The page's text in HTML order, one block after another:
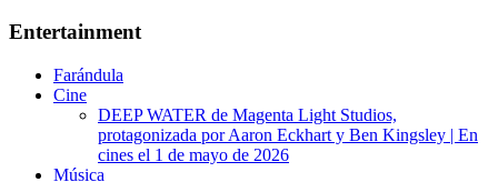
Entertainment
Farándula
Cine
DEEP WATER de Magenta Light Studios,
protagonizada por Aaron Eckhart y Ben Kingsley | En
cines el 1 de mayo de 2026
Música